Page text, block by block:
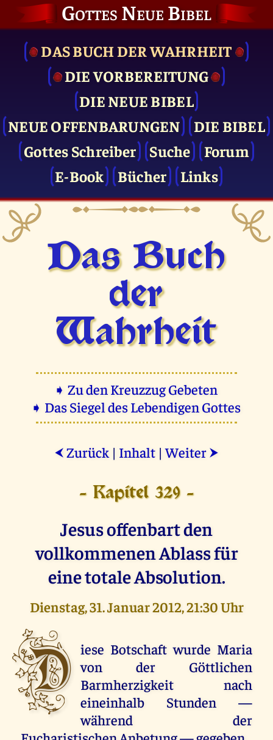
Gottes Neue Bibel
DAS BUCH DER WAHRHEIT
DIE VOR­BEREITUNG
DIE NEUE BIBEL
NEUE OFFENBARUNGEN
DIE BIBEL
Gottes Schreiber
Suche
Forum
E-Book
Bücher Links
Das Buch
der
Wahrheit
➧ Zu den Kreuzzug Gebeten
➧ Das Siegel des Lebendigen Gottes
⮜ Zurück | Inhalt |Weiter ⮞
- Kapitel 329 -
Jesus offenbart den
vollkommenen Ablass für
eine totale Absolution.
Dienstag, 31. Januar 2012, 21:30 Uhr
D iese Botschaft wurde Maria
von der Göttlichen
Barmherzigkeit nach
eineinhalb Stunden —
während der